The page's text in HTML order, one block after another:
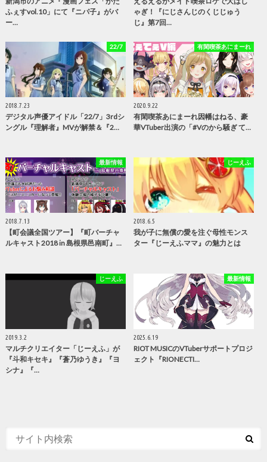
ふぇすvol.10」にて『ニパ子』がバ
ー…
ゃぎ！『にじさんじのくじじゅう
じ』第7回…
22/7
2018.7.23
デジタル声優アイドル「22/7」3rdシ
ングル『理解者』MVが解禁＆『2…
有閑喫茶あにまーれ
2020.9.22
有閑喫茶あにまーれ因幡はねる、豪
華VTuber出演の「#Vのから騒ぎ て…
最新情報
2018.7.13
【町会議全国ツアー】『町バーチャ
ルキャスト2018 in 島根県邑南町』…
じーえふ
2018.6.5
我が子に無償の愛を注ぐ母性モンス
ター『じーえふママ』の魅力とは
じーえふ
2019.3.2
マルチクリエイター「じーえふ」が
『斗和キセキ』『蒼乃ゆうき』『ヨ
シナ』『…
最新情報
2025.6.19
RIOT MUSICのVTuberサポートプロジ
ェクト『RIONECTI…